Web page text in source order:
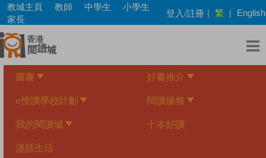
Skip
main
content
教城主頁 教師 中學生
小學生
家長
登入/註冊 | 繁 | English
圖書 好書推介
e悅讀學校計劃 閱讀服務
我的閱讀城 十本好讀
漫話生活